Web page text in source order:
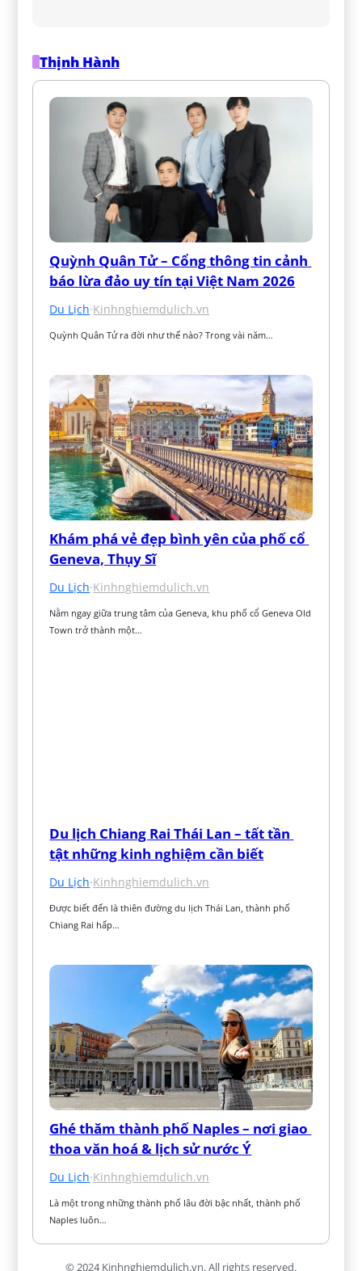
Thịnh Hành
Quỳnh Quân Tử – Cổng thông tin cảnh
báo lừa đảo uy tín tại Việt Nam 2026
Du Lịch·Kinhnghiemdulich.vn
Quỳnh Quân Tử ra đời như thế nào? Trong vài năm…
Khám phá vẻ đẹp bình yên của phố cổ
Geneva, Thụy Sĩ
Du Lịch·Kinhnghiemdulich.vn
Nằm ngay giữa trung tâm của Geneva, khu phố cổ Geneva Old
Town trở thành một…
Du lịch Chiang Rai Thái Lan – tất tần
tật những kinh nghiệm cần biết
Du Lịch·Kinhnghiemdulich.vn
Được biết đến là thiên đường du lịch Thái Lan, thành phố
Chiang Rai hấp…
Ghé thăm thành phố Naples – nơi giao
thoa văn hoá & lịch sử nước Ý
Du Lịch·Kinhnghiemdulich.vn
Là một trong những thành phố lâu đời bậc nhất, thành phố
Naples luôn…
© 2024 Kinhnghiemdulich.vn. All rights reserved.